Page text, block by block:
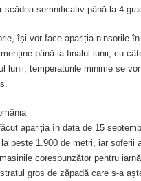
scădea semnificativ până la 4
își vor face apariția ninsorile
până la finalul lunii, cu
lunii, temperaturile minime se
apariția în data de 15
peste 1.900 de metri, iar șoferii
corespunzător pentru
gros de zăpadă care s-a